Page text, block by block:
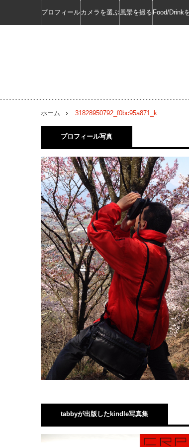
プロフィールカメラを選ぶ風景を撮る Food/Drink
ホーム 31828950792_f0bc95a871_k
プロフィール写真
tabbyが出版したkindle写真集